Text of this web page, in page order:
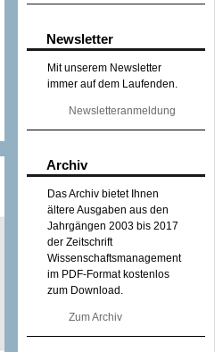
Newsletter
Mit unserem Newsletter
immer auf dem Laufenden.
Newsletteranmeldung
Archiv
Das Archiv bietet Ihnen
ältere Ausgaben aus den
Jahrgängen 2003 bis 2017
der Zeitschrift
Wissenschaftsmanagement
im PDF-Format kostenlos
zum Download.
Zum Archiv